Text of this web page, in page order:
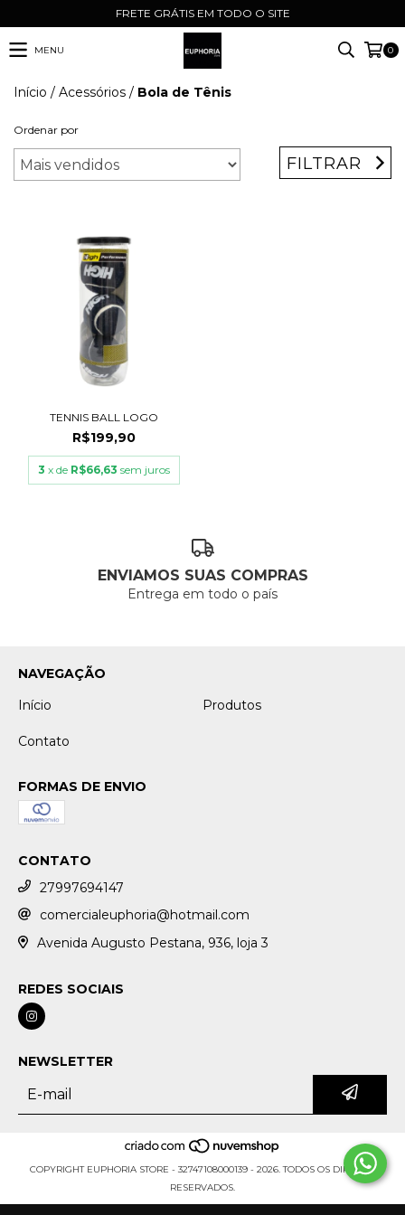
FRETE GRÁTIS EM TODO O SITE
MENU 0
Início / Acessórios / Bola de Tênis
Ordenar por
FILTRAR
TENNIS BALL LOGO
R$199,90
3 x de R$66,63 sem juros
ENVIAMOS SUAS COMPRAS
Entrega em todo o país
NAVEGAÇÃO
Início
Produtos
Contato
FORMAS DE ENVIO
CONTATO
27997694147
comercialeuphoria@hotmail.com
Avenida Augusto Pestana, 936, loja 3
REDES SOCIAIS
NEWSLETTER
COPYRIGHT EUPHORIA STORE - 32747108000139 - 2026. TODOS OS DIREITOS
RESERVADOS.